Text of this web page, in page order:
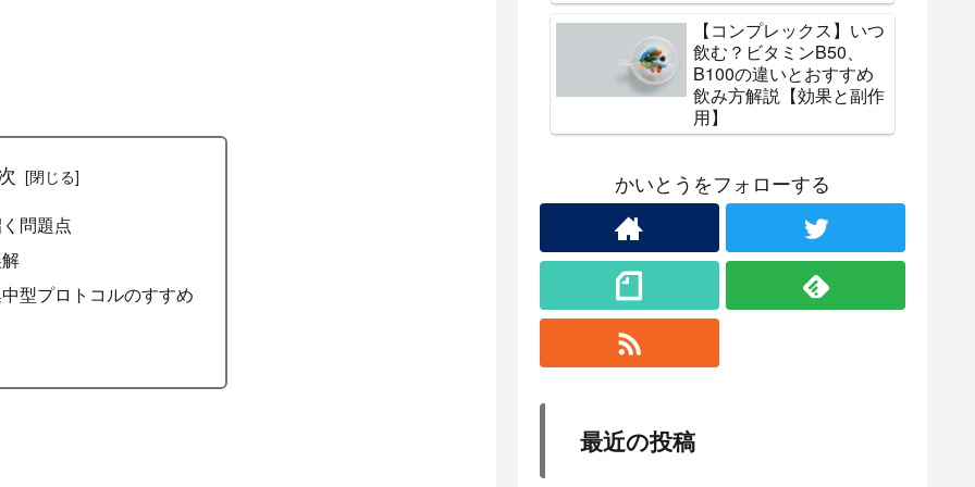
問題点
型プロトコルのすすめ
【コンプレックス】いつ
飲む？ビタミンB50、
B100の違いとおすすめ
飲み方解説【効果と副作
用】
かいとうをフォローする
最近の投稿